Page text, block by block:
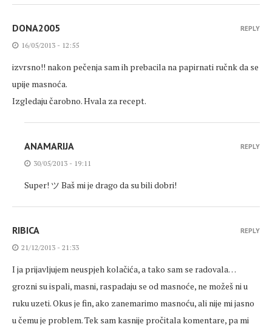
DONA2005
16/05/2013 - 12:55
izvrsno!! nakon pečenja sam ih prebacila na papirnati ručnk da se
upije masnoća.
Izgledaju čarobno. Hvala za recept.
REPLY
ANAMARIJA
30/05/2013 - 19:11
Super! ツ Baš mi je drago da su bili dobri!
REPLY
RIBICA
21/12/2013 - 21:33
I ja prijavljujem neuspjeh kolačića, a tako sam se radovala…
grozni su ispali, masni, raspadaju se od masnoće, ne možeš ni u
ruku uzeti. Okus je fin, ako zanemarimo masnoću, ali nije mi jasno
u čemu je problem. Tek sam kasnije pročitala komentare, pa mi
REPLY